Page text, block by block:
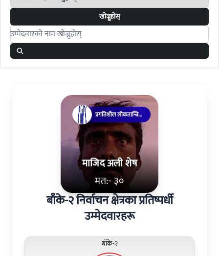
खोज्नुहोस्
Search candidates
माजिद अली शेष
मत:- ३०
प्रगतिशील लोकतान्त्रिक
पार्टी
बाँके-२ निर्वाचन क्षेत्रका प्रतिष्पर्धी
उम्मेदवारहरू
बाँके-२